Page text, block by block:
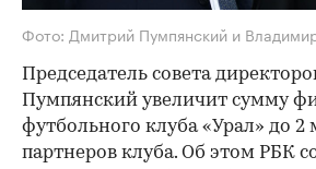
Фото: Дмитрий Пумпянский и
Председатель совета
Пумпянский увеличит сумму
футбольного клуба «Урал» до 2
партнеров клуба. Об этом РБК